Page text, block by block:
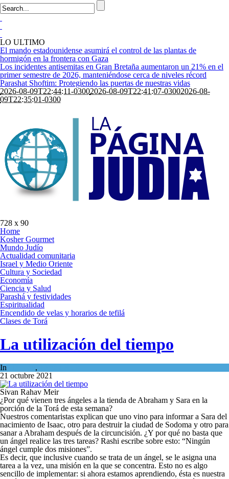
LO ULTIMO
El mando estadounidense asumirá el control de las plantas de
hormigón en la frontera con Gaza
Los incidentes antisemitas en Gran Bretaña aumentaron un 21% en el
primer semestre de 2026, manteniéndose cerca de niveles récord
Parashat Shoftim: Protegiendo las puertas de nuestras vidas
2026-08-09T22:44:11-03002026-08-09T22:41:07-03002026-08-
09T22:35:01-0300
728 x 90
Home
Kosher Gourmet
Mundo Judío
Actualidad comunitaria
Israel y Medio Oriente
Cultura y Sociedad
Economía
Ciencia y Salud
Parashá y festividades
Espiritualidad
Encendido de velas y horarios de tefilá
Clases de Torá
La utilización del tiempo
In ,
21 octubre 2021
Sivan Rahav Meir
¿Por qué vienen tres ángeles a la tienda de Abraham y Sara en la
porción de la Torá de esta semana?
Nuestros comentaristas explican que uno vino para informar a Sara del
nacimiento de Isaac, otro para destruir la ciudad de Sodoma y otro para
sanar a Abraham después de la circuncisión. ¿Y por qué no basta que
un ángel realice las tres tareas? Rashi escribe sobre esto: “Ningún
ángel cumple dos misiones”.
Es decir, que inclusive cuando se trata de un ángel, se le asigna una
tarea a la vez, una misión en la que se concentra. Esto no es algo
sencillo de implementar: si ahora estamos aprendiendo, ésta es nuestra